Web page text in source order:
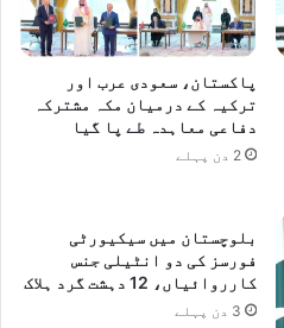
پاکستان، سعودی عرب اور
ترکیہ کے درمیان مکہ مشترکہ
دفاعی معاہدہ طے پا گیا
2 دن پہلے
بلوچستان میں سیکیورٹی
فورسز کی دو انٹیلی جنس
کارروائیاں، 12 دہشت گرد ہلاک
3 دن پہلے